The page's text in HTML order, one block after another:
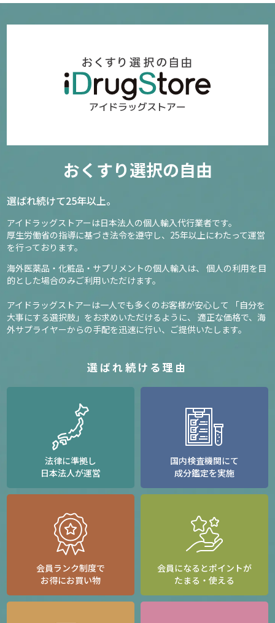
おくすり選択の自由
選ばれ続けて25年以上。
アイドラッグストアーは日本法人の個人輸入代行業者です。
厚生労働省の指導に基づき法令を遵守し、 25年以上にわたって運営
を行っております。
海外医薬品・化粧品・サプリメントの個人輸入は、
個人の利用を目
的とした場合のみご利用いただけます。
アイドラッグストアーは一人でも多くのお客様が安心して
「自分を
大事にする選択肢」をお求めいただけるように、
適正な価格で、海
外サプライヤーからの手配を迅速に行い、ご提供いたします。
選ばれ続ける理由
法律に準拠し
日本法人が運営
国内検査機関にて
成分鑑定を実施
会員ランク制度で
お得にお買い物
会員になるとポイントが
たまる・使える